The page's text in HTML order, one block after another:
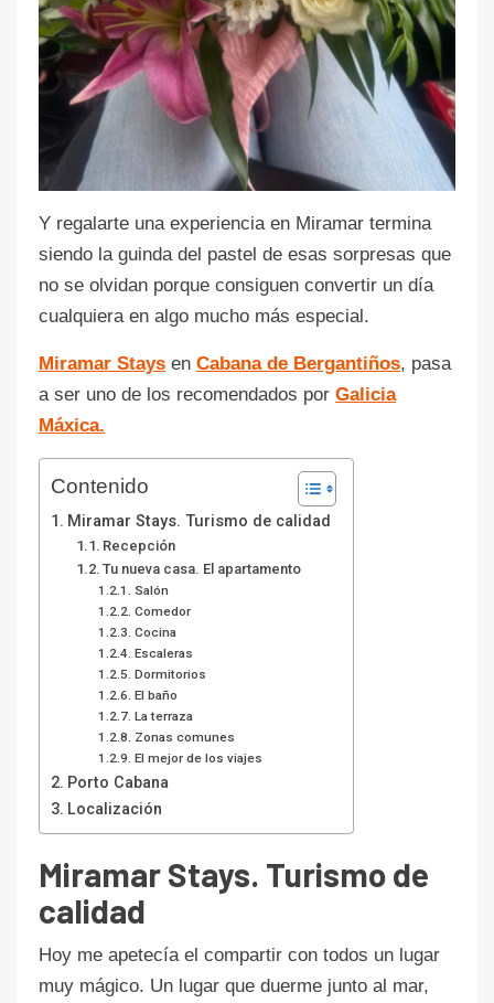
Y regalarte una experiencia en Miramar termina
siendo la guinda del pastel de esas sorpresas que
no se olvidan porque consiguen convertir un día
cualquiera en algo mucho más especial.
Miramar Stays en Cabana de Bergantiños, pasa
a ser uno de los recomendados por Galicia
Máxica.
Contenido
Miramar Stays. Turismo de calidad
Recepción
Tu nueva casa. El apartamento
Salón
Comedor
Cocina
Escaleras
Dormitorios
El baño
La terraza
Zonas comunes
El mejor de los viajes
Porto Cabana
Localización
Miramar Stays. Turismo de
calidad
Hoy me apetecía el compartir con todos un lugar
muy mágico. Un lugar que duerme junto al mar,